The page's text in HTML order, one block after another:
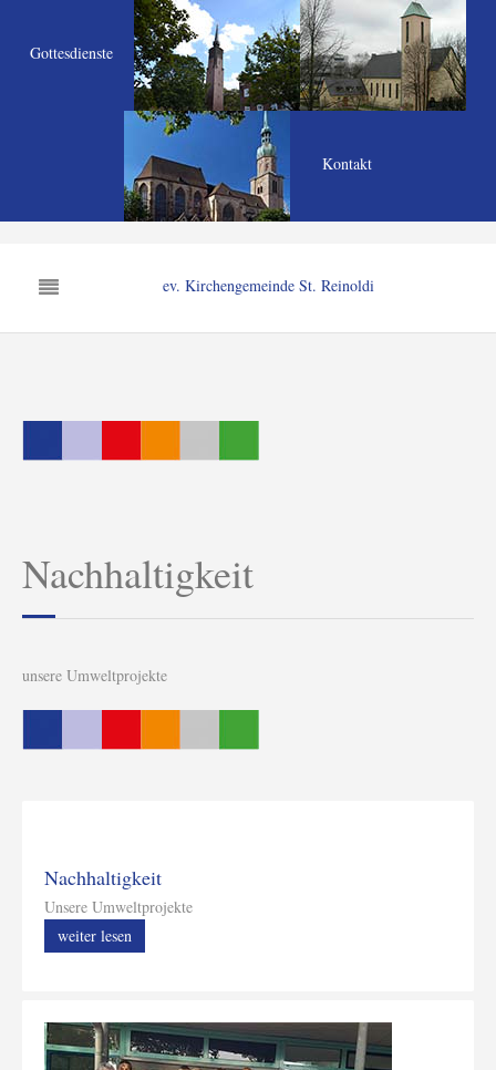
Gottesdienste
Kontakt
ev. Kirchengemeinde St. Reinoldi
Nachhaltigkeit
unsere Umweltprojekte
Nachhaltigkeit
Unsere Umweltprojekte
weiter lesen